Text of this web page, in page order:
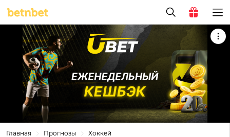
Главная Прогнозы Хоккей